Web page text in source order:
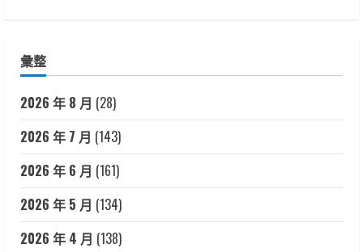
彙整
2026 年 8 月 (28)
2026 年 7 月 (143)
2026 年 6 月 (161)
2026 年 5 月 (134)
2026 年 4 月 (138)